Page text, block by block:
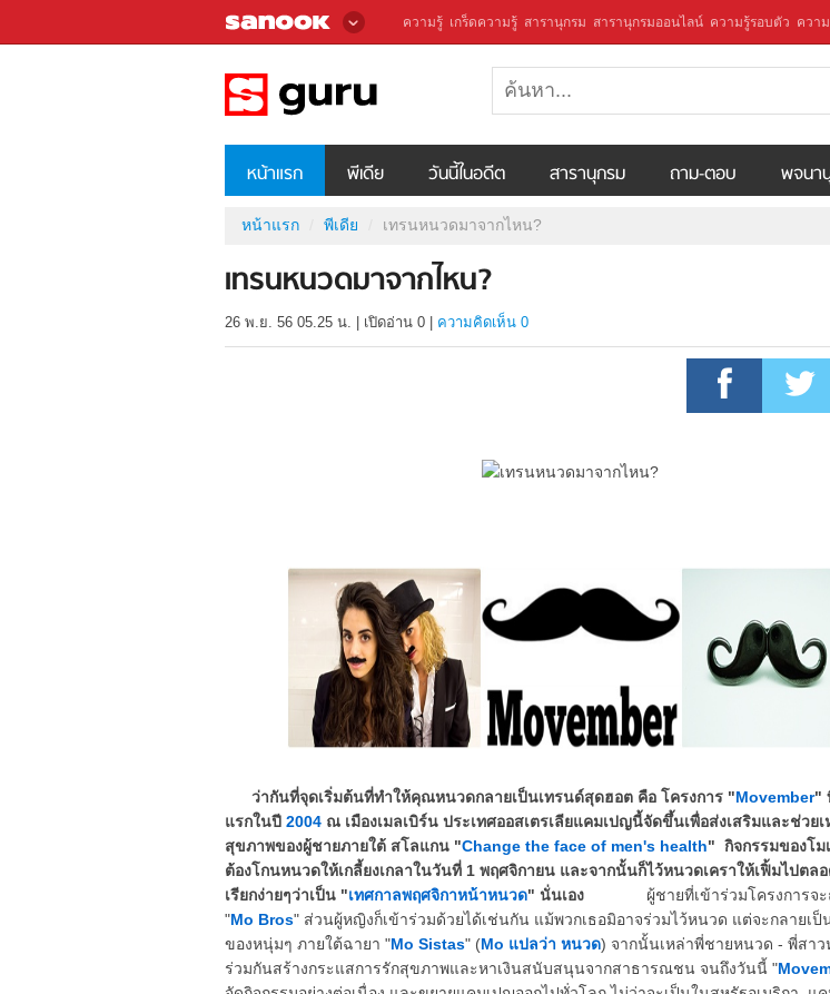
ความรู้ เกร็ดความรู้ สารานุกรม สารานุกรมออนไลน์ ความรู้รอบตัว ควา
หน้าแรก พีเดีย วันนี้ในอดีต สารานุกรม ถาม-ตอบ พจนา
หน้าแรก พีเดีย เทรนหนวดมาจากไหน?
เทรนหนวดมาจากไหน?
26 พ.ย. 56 05.25 น. เปิดอ่าน 0 ความคิดเห็น 0
ว่ากันที่จุดเริ่มต้นที่ทำให้คุณหนวดกลายเป็นเทรนด์สุดฮอต คือ โครงการ "Movember"
แรกในปี 2004 ณ เมืองเมลเบิร์น ประเทศออสเตรเลียแคมเปญนี้จัดขึ้นเพื่อส่งเสริมและช่วย
สุขภาพของผู้ชายภายใต้ สโลแกน "Change the face of men's health" กิจกรรมของโม
ต้องโกนหนวดให้เกลี้ยงเกลาในวันที่ 1 พฤศจิกายน และจากนั้นก็ไว้หนวดเคราให้เฟิ้มไปตล
เรียกง่ายๆว่าเป็น "เทศกาลพฤศจิกาหน้าหนวด" นั่นเอง ผู้ชายที่เข้าร่วมโครงการจะถู
"Mo Bros" ส่วนผู้หญิงก็เข้าร่วมด้วยได้เช่นกัน แม้พวกเธอมิอาจร่วมไว้หนวด แต่จะกลายเ
ของหนุ่มๆ ภายใต้ฉายา "Mo Sistas" (Mo แปลว่า หนวด) จากนั้นเหล่าพี่ชายหนวด - พี่สาว
ร่วมกันสร้างกระแสการรักสุขภาพและหาเงินสนับสนุนจากสาธารณชน จนถึงวันนี้ "